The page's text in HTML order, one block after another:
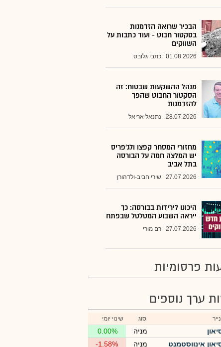
הבכיר שרואה הזדמנות
בסקטור חבוט - ועוד כתבות על
השווקים
01.08.2026 כתבי גלובס
מנהל ההשקעות שבטוח: זה
הסקטור החבוט שהפך
להזדמנות
28.07.2026 נתנאל אריאל
מחזורי המסחר קפצו ולג'פריס
יש המלצה חמה על הבורסה
בתל אביב
27.07.2026 שירי חביב-ולדהורן
היכונו לירידות בבורסה: כך
ייראה השבוע המטלטל שבפתח
27.07.2026 רם מורי
פרסומיות
ערך נוספים
סוג שינוי יומי
מניה
0.00%
אינווסטמנט
מניה -1.58%